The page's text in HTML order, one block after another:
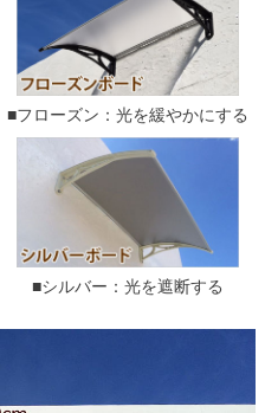
■フローズン：光を緩やかにする
■シルバー：光を遮断する